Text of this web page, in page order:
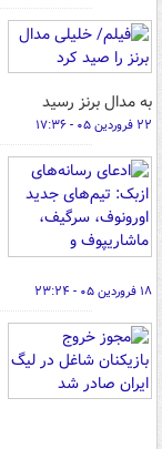
به مدال برنز رسید
۲۲ فروردین ۰۵ - ۱۷:۳۶
۱۸ فروردین ۰۵ - ۲۳:۲۴